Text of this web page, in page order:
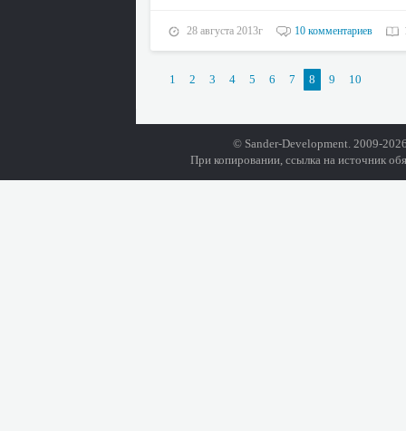
28 августа 2013г 10 комментариев
1 2 3 4 5 6 7 8 9 10
© Sander-Development. 2009-
При копировании, ссылка на источник